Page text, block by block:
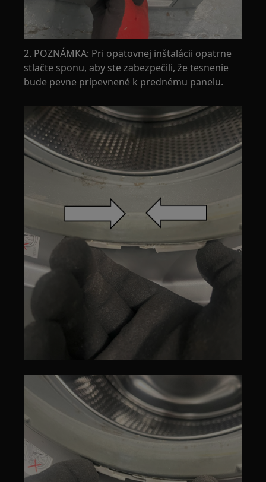
2. POZNÁMKA: Pri opätovnej inštalácii opatrne
stlačte sponu, aby ste zabezpečili, že tesnenie
bude pevne pripevnené k prednému panelu.